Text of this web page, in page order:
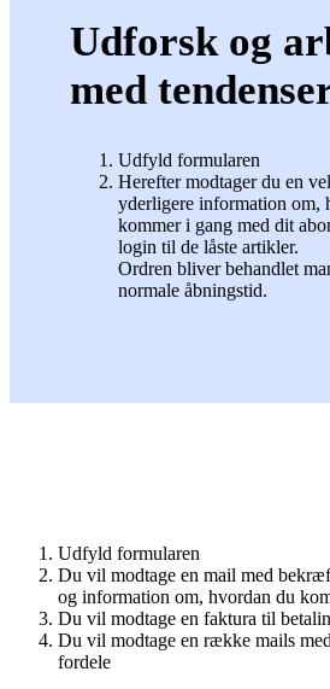
Udforsk og
med
Udfyld formularen
Herefter modtager du en
yderligere information om,
kommer i gang med dit
login til de låste artikler.
Ordren bliver behandlet
normale åbningstid.
Udfyld formularen
Du vil modtage en mail med
og information om, hvordan du
Du vil modtage en faktura til
Du vil modtage en række mails
fordele